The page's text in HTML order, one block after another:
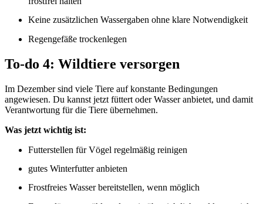
Keine zusätzlichen Wassergaben ohne klare Notwendigkeit
Regengefäße trockenlegen
To-do 4: Wildtiere versorgen
Im Dezember sind viele Tiere auf konstante Bedingungen
angewiesen. Du kannst jetzt füttert oder Wasser anbietet, und damit
Verantwortung für die Tiere übernehmen.
Was jetzt wichtig ist:
Futterstellen für Vögel regelmäßig reinigen
gutes Winterfutter anbieten
Frostfreies Wasser bereitstellen, wenn möglich